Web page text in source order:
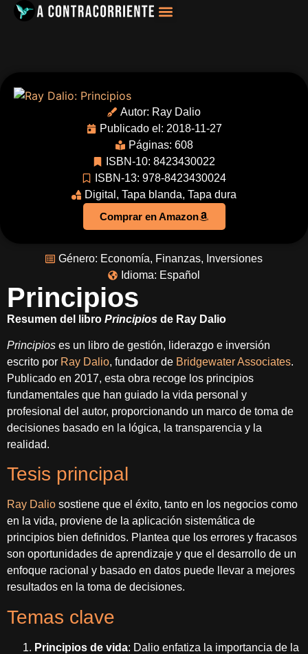
Género: Economía, Finanzas, Inversiones
Idioma: Español
Principios
Resumen del libro Principios de Ray Dalio
Principios es un libro de gestión, liderazgo e inversión
escrito por Ray Dalio, fundador de Bridgewater Associates.
Publicado en 2017, esta obra recoge los principios
fundamentales que han guiado la vida personal y
profesional del autor, proporcionando un marco de toma de
decisiones basado en la lógica, la transparencia y la
realidad.
Tesis principal
Ray Dalio sostiene que el éxito, tanto en los negocios como
en la vida, proviene de la aplicación sistemática de
principios bien definidos. Plantea que los errores y fracasos
son oportunidades de aprendizaje y que el desarrollo de un
enfoque racional y basado en datos puede llevar a mejores
resultados en la toma de decisiones.
Temas clave
Principios de vida: Dalio enfatiza la importancia de la
Autor: Ray Dalio
Publicado el: 2018-11-27
Páginas: 608
ISBN-10: 8423430022
ISBN-13: 978-8423430024
Digital , Tapa blanda, Tapa dura
Comprar en Amazon